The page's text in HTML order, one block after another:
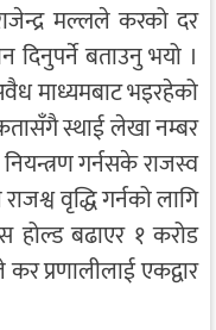
मल्लले करको दर
दिनुपर्ने बताउनु भयो ।
माध्यमबाट भइरहेको
स्थाई लेखा नम्बर
गर्नसके राजस्व
वृद्धि गर्नको लागि
होल्ड बढाएर १ करोड
प्रणालीलाई एकद्वार